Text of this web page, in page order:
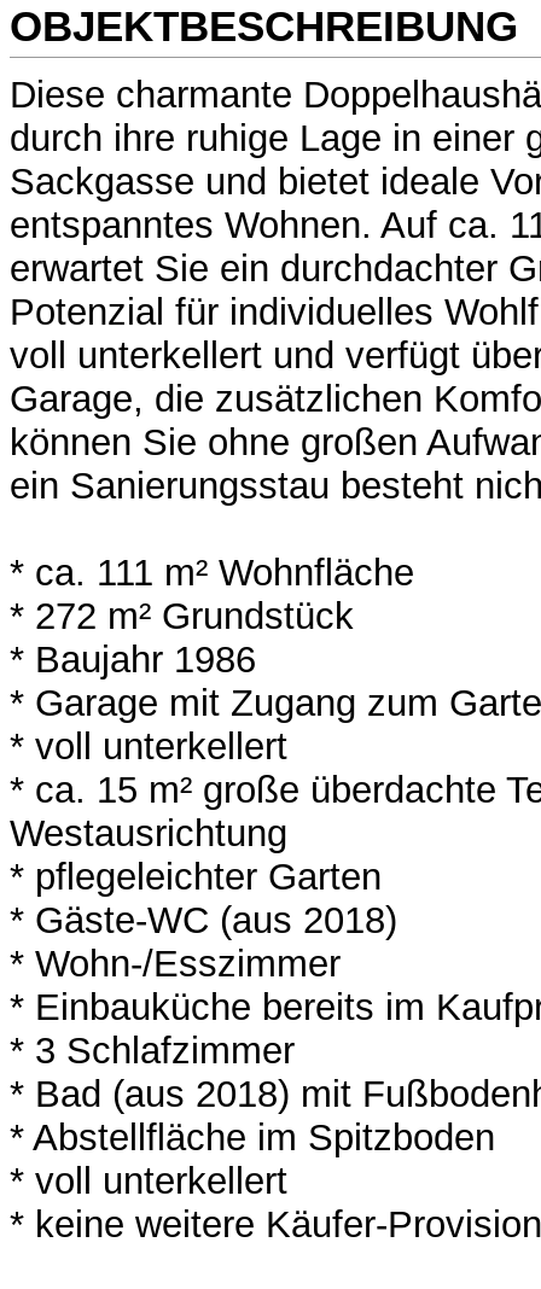
OBJEKTBESCHREIBUNG
Diese charmante
durch ihre ruhige Lage in einer
Sackgasse und bietet ideale
entspanntes Wohnen. Auf ca.
erwartet Sie ein durchdachter
Potenzial für individuelles
voll unterkellert und verfügt
Garage, die zusätzlichen
können Sie ohne großen
ein Sanierungsstau besteht
* ca. 111 m² Wohnfläche
* 272 m² Grundstück
* Baujahr 1986
* Garage mit Zugang zum
* voll unterkellert
* ca. 15 m² große überdachte
Westausrichtung
* pflegeleichter Garten
* Gäste-WC (aus 2018)
* Wohn-/Esszimmer
* Einbauküche bereits im
* 3 Schlafzimmer
* Bad (aus 2018) mit
* Abstellfläche im Spitzboden
* voll unterkellert
* keine weitere Käufer-Provision